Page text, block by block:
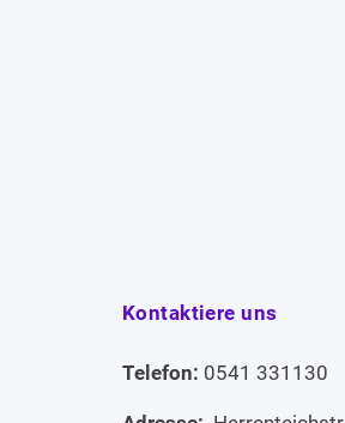
Kontaktiere uns
Telefon: 0541 331130